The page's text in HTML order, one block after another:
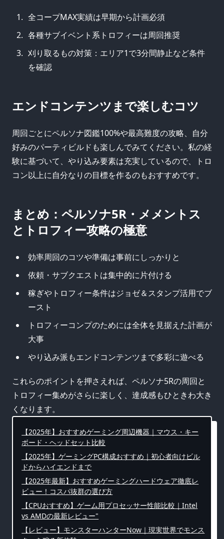
全コープMAX実績は早期から計画必須
各種サブイベント系トロフィーは周回推奨
刈り取るもの対策：エリア1で3分間静止など条件
を確認
エンドコンテンツまで楽しむコツ
周回ごとにペルソナ図鑑100%や最高難度の攻略、自分
好みのパーティビルドも楽しんでみてください。私の経
験に基づいて、やり込み要素は充実しているので、トロ
コン以上に自分なりの目標を作るのもおすすめです。
まとめ：ペルソナ5R・メメントス
とトロフィー攻略の極意
効率周回のコツや準備は事前にしっかりと
依頼・サブクエストは集中的に片付ける
稼ぎやトロフィー条件はジョゼ＆スタンプ活用でブ
ースト
トロフィーコンプのためには全体を見据えた計画が
大事
やり込み派もエンドコンテンツまで多彩に遊べる
これらのポイントを押さえれば、ペルソナ5Rの周回と
トロフィー集めがさらに楽しく、達成感もひときわ大き
くなります。
【2025年】おすすめゲーミング周辺機器｜マウス・キー
ボード・ヘッドセット比較
【2025年】ゲーミングPC構成おすすめ｜初心者向けビル
ドからハイエンドまで
【2025年最新】おすすめゲーミングハードウェア徹底レ
ビュー！コスパ抜群の選び方
【CPUおすすめ】ゲーム用プロセッサー性能比較｜Intel
vs AMDの最新レビュー"
【レビュー】モンスターハンターNow｜現実世界でモンス